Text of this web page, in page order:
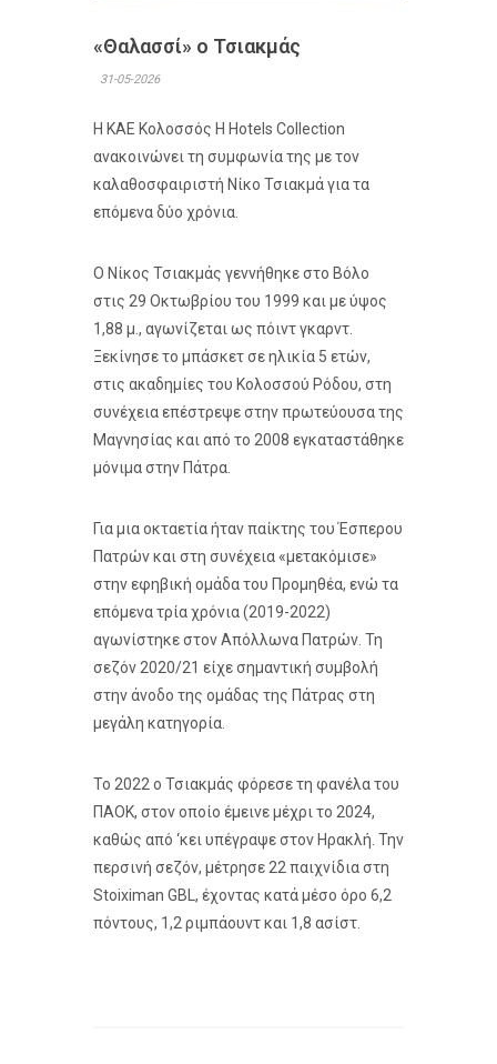
«Θαλασσί» ο Τσιακμάς
31-05-2026
Η ΚΑΕ Κολοσσός H Hotels Collection
ανακοινώνει τη συμφωνία της με τον
καλαθοσφαιριστή Νίκο Τσιακμά για τα
επόμενα δύο χρόνια.
Ο Νίκος Τσιακμάς γεννήθηκε στο Βόλο
στις 29 Οκτωβρίου του 1999 και με ύψος
1,88 μ., αγωνίζεται ως πόιντ γκαρντ.
Ξεκίνησε το μπάσκετ σε ηλικία 5 ετών,
στις ακαδημίες του Κολοσσού Ρόδου, στη
συνέχεια επέστρεψε στην πρωτεύουσα της
Μαγνησίας και από το 2008 εγκαταστάθηκε
μόνιμα στην Πάτρα.
Για μια οκταετία ήταν παίκτης του Έσπερου
Πατρών και στη συνέχεια «μετακόμισε»
στην εφηβική ομάδα του Προμηθέα, ενώ τα
επόμενα τρία χρόνια (2019-2022)
αγωνίστηκε στον Απόλλωνα Πατρών. Τη
σεζόν 2020/21 είχε σημαντική συμβολή
στην άνοδο της ομάδας της Πάτρας στη
μεγάλη κατηγορία.
Το 2022 ο Τσιακμάς φόρεσε τη φανέλα του
ΠΑΟΚ, στον οποίο έμεινε μέχρι το 2024,
καθώς από ‘κει υπέγραψε στον Ηρακλή. Την
περσινή σεζόν, μέτρησε 22 παιχνίδια στη
Stoiximan GBL, έχοντας κατά μέσο όρο 6,2
πόντους, 1,2 ριμπάουντ και 1,8 ασίστ.